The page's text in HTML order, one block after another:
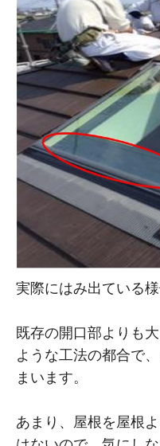
実際にはみ出ている
既存の開口部よりも
ような工法の都合で
まいます。
あまり、屋根を屋根